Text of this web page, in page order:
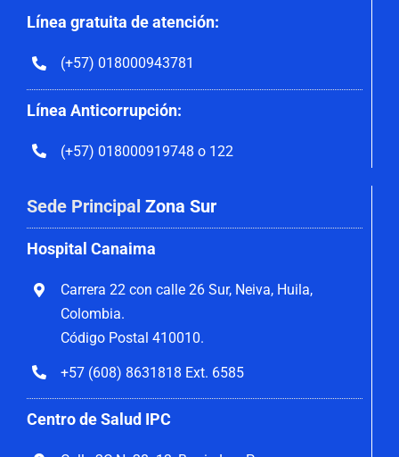
Línea gratuita de atención:
(+57) 018000943781
Línea Anticorrupción:
(+57) 018000919748 o 122
Sede Principal Zona Sur
Hospital Canaima
Carrera 22 con calle 26 Sur, Neiva, Huila,
Colombia.
Código Postal 410010.
+57 (608) 8631818 Ext. 6585
Centro de Salud IPC